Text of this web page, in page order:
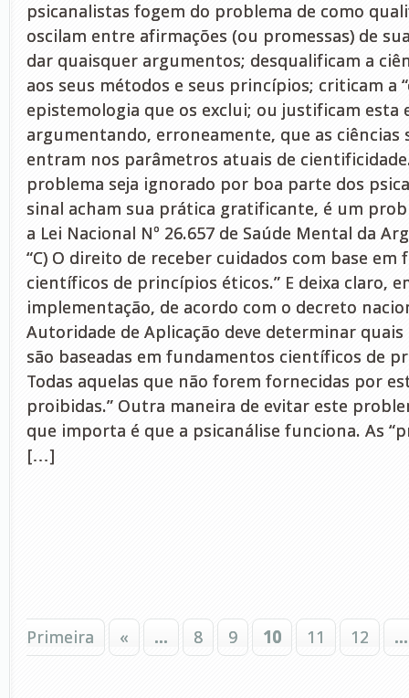
psicanalistas fogem do problema de como
oscilam entre afirmações (ou promessas) de
dar quaisquer argumentos; desqualificam a
aos seus métodos e seus princípios; criticam a
epistemologia que os exclui; ou justificam esta
argumentando, erroneamente, que as ciências
entram nos parâmetros atuais de
problema seja ignorado por boa parte dos
sinal acham sua prática gratificante, é um
a Lei Nacional Nº 26.657 de Saúde Mental da
“C) O direito de receber cuidados com base
científicos de princípios éticos.” E deixa claro,
implementação, de acordo com o decreto
Autoridade de Aplicação deve determinar quais
são baseadas em fundamentos científicos de
Todas aquelas que não forem fornecidas por
proibidas.” Outra maneira de evitar este
que importa é que a psicanálise funciona. As
[…]
Primeira « ... 8 9 10 11 12 ...